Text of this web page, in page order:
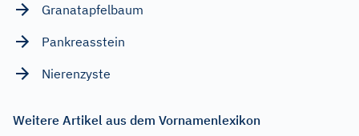
Granatapfelbaum
Pankreasstein
Nierenzyste
Weitere Artikel aus dem Vornamenlexikon